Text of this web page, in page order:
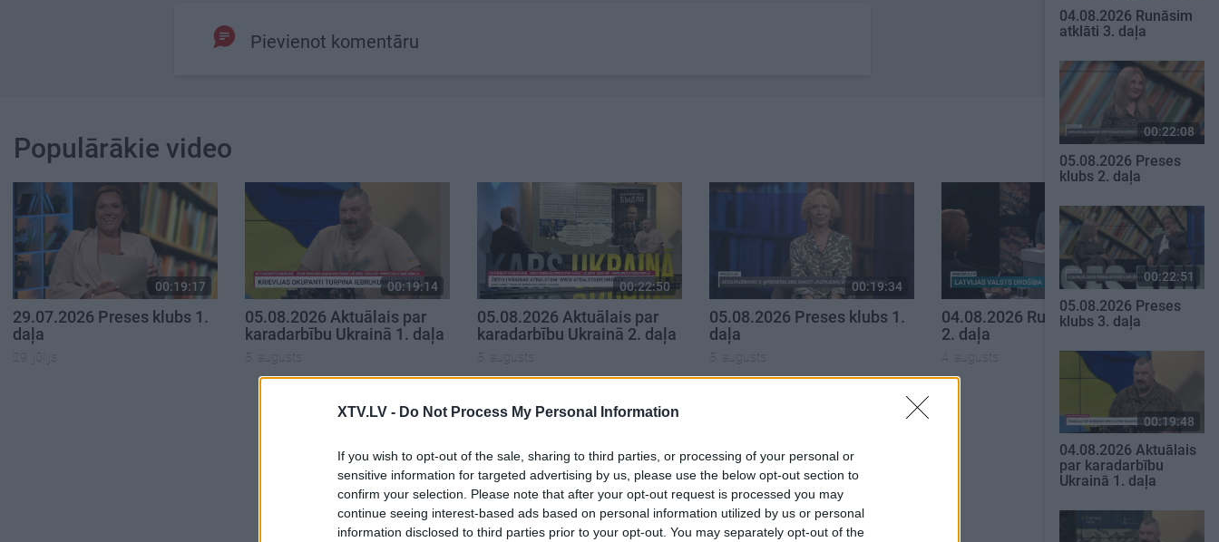
XTV.LV - Do Not Process My Personal Information
If you wish to opt-out of the sale, sharing to third parties, or processing of your personal or
sensitive information for targeted advertising by us, please use the below opt-out section to
confirm your selection. Please note that after your opt-out request is processed you may
continue seeing interest-based ads based on personal information utilized by us or personal
information disclosed to third parties prior to your opt-out. You may separately opt-out of the
Pievienot komentāru
Populārākie video
00:19:17
29.07.2026 Preses klubs 1.
daļa
29. jūlijs
00:19:14
05.08.2026 Aktuālais par
karadarbību Ukrainā 1. daļa
5. augusts
00:22:50
05.08.2026 Aktuālais par
karadarbību Ukrainā 2. daļa
5. augusts
00:19:34
05.08.2026 Preses klubs 1.
daļa
5. augusts
00:23:04
04.08.2026 Runāsim atklāti
2. daļa
4. augusts
SKATĪT VISUS
04.08.2026 Runāsim
atklāti 3. daļa
00:22:08
05.08.2026 Preses
klubs 2. daļa
00:22:51
05.08.2026 Preses
klubs 3. daļa
00:19:48
04.08.2026 Aktuālais
par karadarbību
Ukrainā 1. daļa